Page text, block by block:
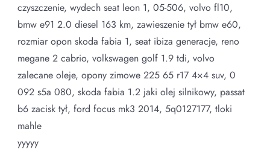
czyszczenie, wydech seat leon 1, 05-506, volvo fl10,
bmw e91 2.0 diesel 163 km, zawieszenie tył bmw e60,
rozmiar opon skoda fabia 1, seat ibiza generacje, reno
megane 2 cabrio, volkswagen golf 1.9 tdi, volvo
zalecane oleje, opony zimowe 225 65 r17 4×4 suv, 0
092 s5a 080, skoda fabia 1.2 jaki olej silnikowy, passat
b6 zacisk tył, ford focus mk3 2014, 5q0127177, tloki
mahle
yyyyy